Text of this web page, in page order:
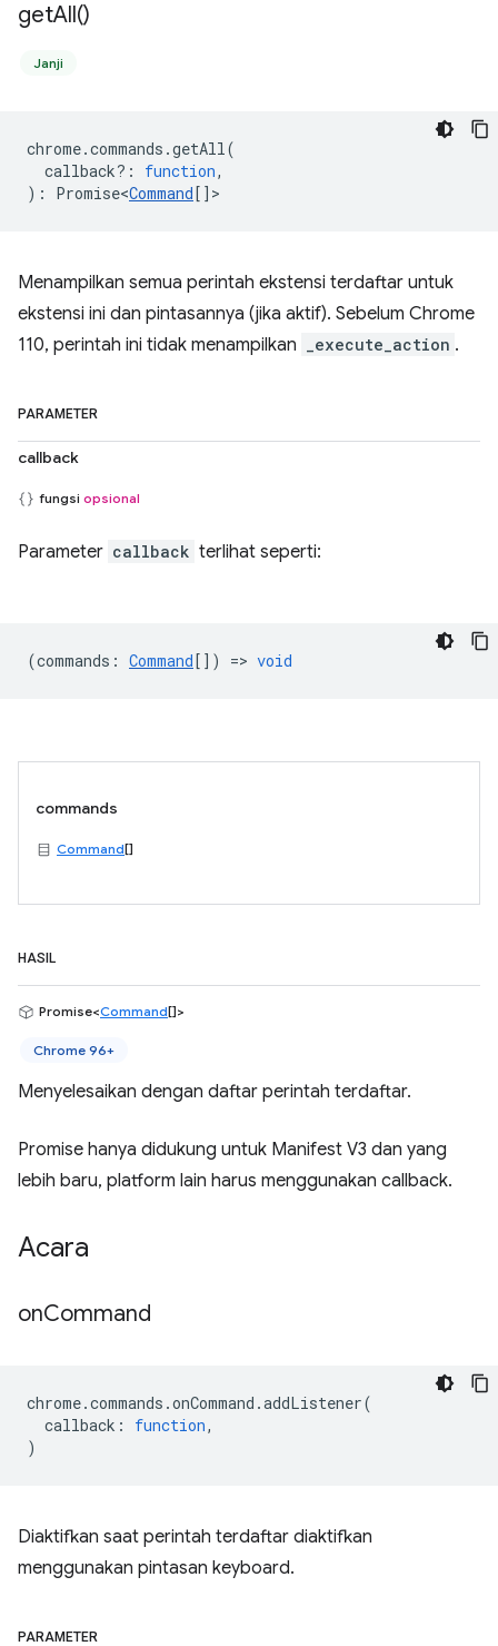
getAll()
Janji
chrome.commands .getAll(
callback? : function,
) : Promise<Command[] >
Menampilkan semua perintah ekstensi terdaftar untuk
ekstensi ini dan pintasannya (jika aktif). Sebelum Chrome
110, perintah ini tidak menampilkan
_execute_action .
PARAMETER
callback
fungsi opsional
Parameter callback terlihat seperti:
(commands : Command[]) => void
commands
Command[]
HASIL
Promise<Command[]>
Chrome 96+
Menyelesaikan dengan daftar perintah terdaftar.
Promise hanya didukung untuk Manifest V3 dan yang
lebih baru, platform lain harus menggunakan callback.
Acara
onCommand
chrome.commands .onCommand .addListener(
callback : function,
)
Diaktifkan saat perintah terdaftar diaktifkan
menggunakan pintasan keyboard.
PARAMETER